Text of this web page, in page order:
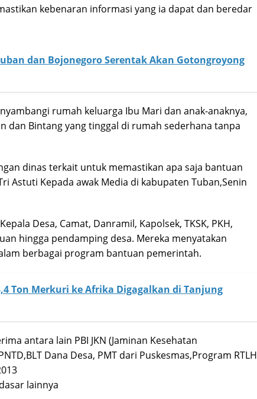
kebenaran informasi yang ia dapat dan beredar
dan Bojonegoro Serentak Akan Gotongroyong
rumah keluarga Ibu Mari dan anak-anaknya,
dan Bintang yang tinggal di rumah sederhana tanpa
dinas terkait untuk memastikan apa saja bantuan
Astuti Kepada awak Media di kabupaten Tuban,Senin
Desa, Camat, Danramil, Kapolsek, TKSK, PKH,
hingga pendamping desa. Mereka menyatakan
berbagai program bantuan pemerintah.
Ton Merkuri ke Afrika Digagalkan di Tanjung
antara lain PBI JKN (Jaminan Kesehatan
Dana Desa, PMT dari Puskesmas,Program RTLH
lainnya